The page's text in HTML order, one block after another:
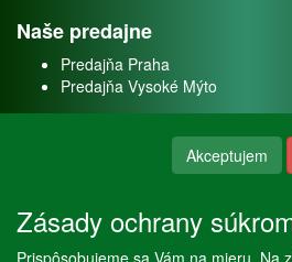
Naše predajne
Predajňa Praha
Predajňa Vysoké Mýto
Naše služby
Akceptujem
Zásady ochrany
Prispôsobujeme sa Vám na mieru. Na